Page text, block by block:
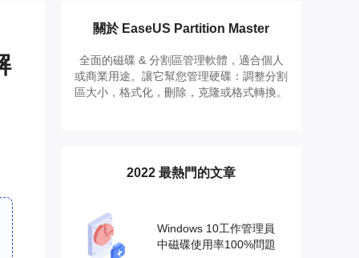
下載線上影片/音樂
EaseUS VoiceWave
即時變聲
線上刪除人聲
邀請好友，賺取獎勵
關於 EaseUS Partition Master
全面的磁碟 & 分割區管理軟體，適合個人
或商業用途。讓它幫您管理硬碟：調整分割
區大小，格式化，刪除，克隆或格式轉換。
2022 最熱門的文章
Windows 10工作管理員
中磁碟使用率100%問題